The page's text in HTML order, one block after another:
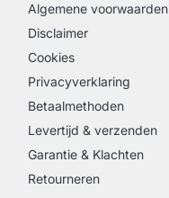
Algemene voorwaarden
Disclaimer
Cookies
Privacyverklaring
Betaalmethoden
Levertijd & verzenden
Garantie & Klachten
Retourneren